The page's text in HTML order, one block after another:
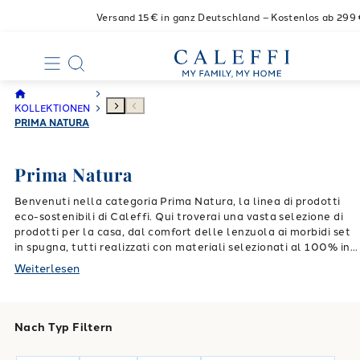
Versand 15€ in ganz Deutschland – Kostenlos ab 299
KOLLEKTIONEN
PRIMA NATURA
Prima Natura
Benvenuti nella categoria Prima Natura, la linea di prodotti
eco-sostenibili di Caleffi. Qui troverai una vasta selezione di
prodotti per la casa, dal comfort delle lenzuola ai morbidi set
in spugna, tutti realizzati con materiali selezionati al 100% in
puro cotone biologico e coloranti certificati per tutelare la tua
salute e quella dei tuoi cari.
pianeta. Scopri le texture sofisticate dei copriletti non
foliage, per attimi di puro benessere. Le tonalità sussurrate del
Weiterlesen
Nach Typ Filtern